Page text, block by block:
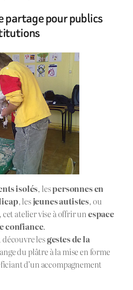
partage pour publics
isolés, lespersonnes en
, lesjeunes autistes, ou
, cet atelier vise à offrir unespace
confiance.
lesgestes de la
du plâtre à la mise en forme
d’un accompagnement